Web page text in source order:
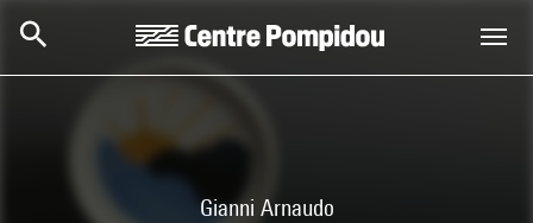
Gianni Arnaudo